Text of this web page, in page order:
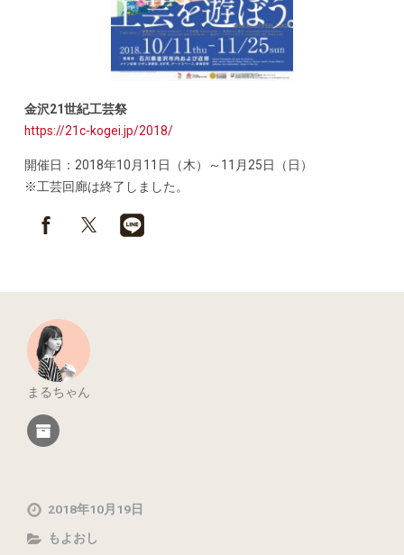
金沢21世紀工芸祭
https://21c-kogei.jp/2018/
開催日：2018年10月11日（木）～11月25日（日）
※工芸回廊は終了しました。
まるちゃん
2018年10月19日
もよおし